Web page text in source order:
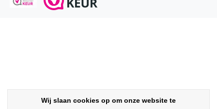
Wij slaan cookies op om onze website te